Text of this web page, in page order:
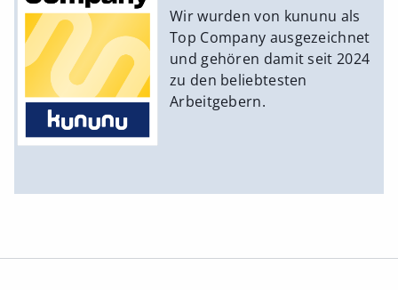
Wir wurden von kununu als
Top Company ausgezeichnet
und gehören damit seit 2024
zu den beliebtesten
Arbeitgebern.